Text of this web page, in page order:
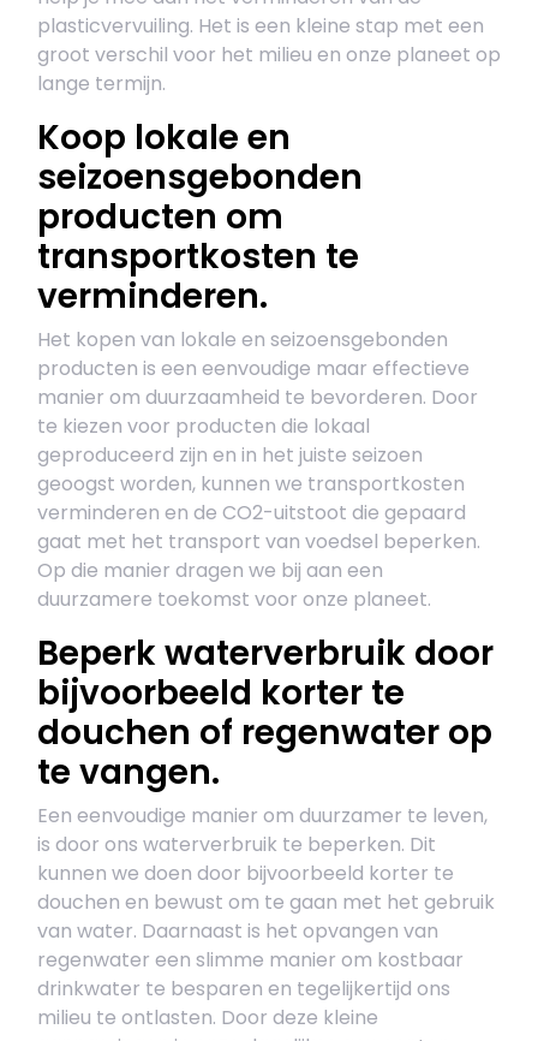
plasticvervuiling. Het is een kleine stap met een
groot verschil voor het milieu en onze planeet op
lange termijn.
Koop lokale en
seizoensgebonden
producten om
transportkosten te
verminderen.
Het kopen van lokale en seizoensgebonden
producten is een eenvoudige maar effectieve
manier om duurzaamheid te bevorderen. Door
te kiezen voor producten die lokaal
geproduceerd zijn en in het juiste seizoen
geoogst worden, kunnen we transportkosten
verminderen en de CO2-uitstoot die gepaard
gaat met het transport van voedsel beperken.
Op die manier dragen we bij aan een
duurzamere toekomst voor onze planeet.
Beperk waterverbruik door
bijvoorbeeld korter te
douchen of regenwater op
te vangen.
Een eenvoudige manier om duurzamer te leven,
is door ons waterverbruik te beperken. Dit
kunnen we doen door bijvoorbeeld korter te
douchen en bewust om te gaan met het gebruik
van water. Daarnaast is het opvangen van
regenwater een slimme manier om kostbaar
drinkwater te besparen en tegelijkertijd ons
milieu te ontlasten. Door deze kleine